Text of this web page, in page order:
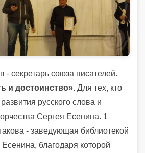
- секретарь союза писателей.
и достоинство». Для тех, кто
русского слова и
Сергея Есенина. 1
- заведующая библиотекой
благодаря которой